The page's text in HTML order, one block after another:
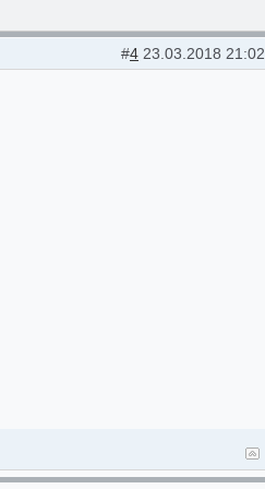
#4 23.03.2018 21:02